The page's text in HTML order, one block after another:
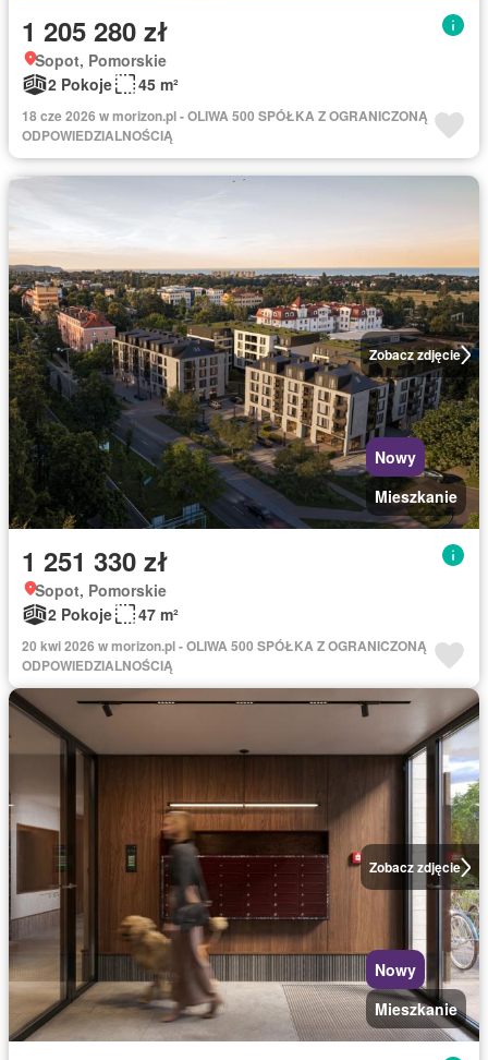
1 205 280 zł
Sopot, Pomorskie
2 Pokoje
45 m²
18 cze 2026 w morizon.pl - OLIWA 500 SPÓŁKA Z OGRANICZONĄ
ODPOWIEDZIALNOŚCIĄ
Zobacz zdjęcie
Nowy
Mieszkanie
1 251 330 zł
Sopot, Pomorskie
2 Pokoje
47 m²
20 kwi 2026 w morizon.pl - OLIWA 500 SPÓŁKA Z OGRANICZONĄ
ODPOWIEDZIALNOŚCIĄ
Zobacz zdjęcie
Nowy
Mieszkanie